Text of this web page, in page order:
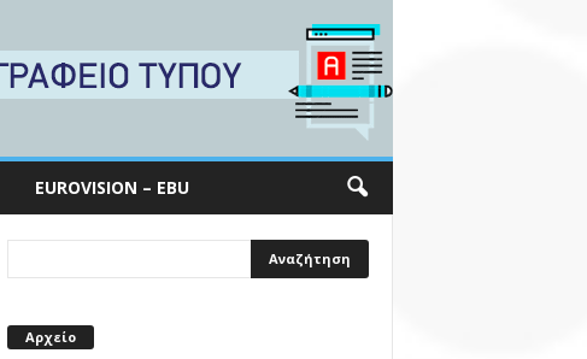
EUROVISION – EBU
Αρχείο